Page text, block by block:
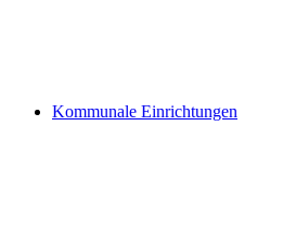
Kommunale Einrichtungen